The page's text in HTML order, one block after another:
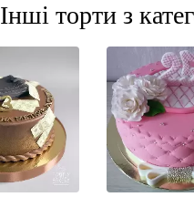
Інші торти з